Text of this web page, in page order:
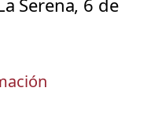
Serena, 6 de